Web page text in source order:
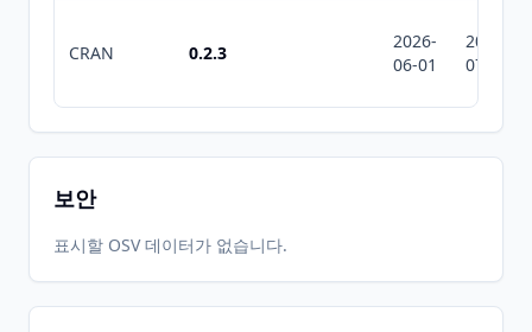
CRAN 0.2.3
2026-
06-01
2026-
07-10
보안
표시할 OSV 데이터가 없습니다.